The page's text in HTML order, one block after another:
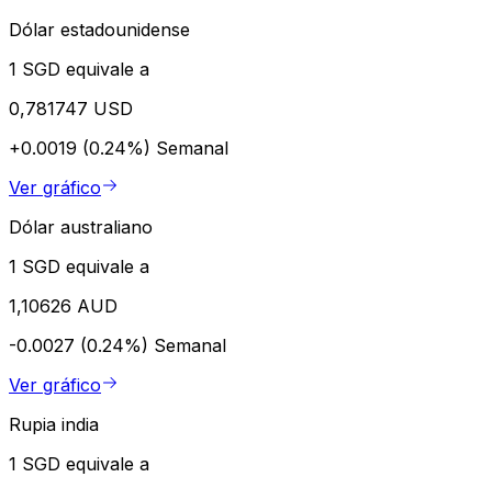
Dólar estadounidense
1 SGD equivale a
0,781747 USD
+0.0019 (0.24%) Semanal
Ver gráfico
Dólar australiano
1 SGD equivale a
1,10626 AUD
-0.0027 (0.24%) Semanal
Ver gráfico
Rupia india
1 SGD equivale a